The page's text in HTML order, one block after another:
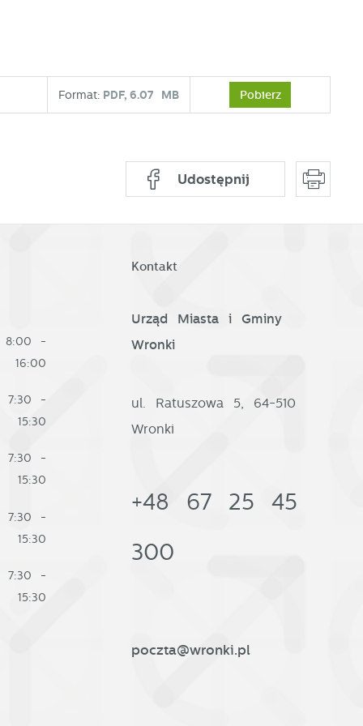
Format: PDF, 6.07 MB Pobierz
Udostępnij
8:00 -
16:00
7:30 -
15:30
7:30 -
15:30
7:30 -
15:30
7:30 -
15:30
Kontakt
Urząd Miasta i Gminy
Wronki
ul. Ratuszowa 5, 64-510
Wronki
+48 67 25 45
300
poczta@wronki.pl